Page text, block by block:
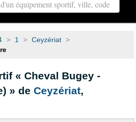
> 1 > Ceyzériat >
« Cheval Bugey -
» deCeyzériat,